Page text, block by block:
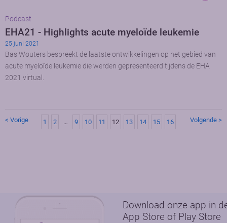
Podcast
EHA21 - Highlights acute myeloïde leukemie
25 juni 2021
Bas Wouters bespreekt de laatste ontwikkelingen op het gebied van
acute myeloïde leukemie die werden gepresenteerd tijdens de EHA
2021 virtual.
< Vorige 1 2 … 9 10 11 12 13 14 15 16 Volgende >
Download onze app in
App Store of Play Store